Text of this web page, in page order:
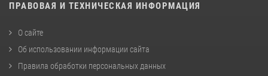
ПРАВОВАЯ И ТЕХНИЧЕСКАЯ ИНФОРМАЦИЯ
О сайте
Об использовании информации сайта
Правила обработки персональных данных